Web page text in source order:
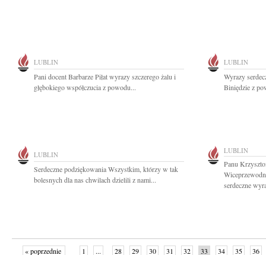
LUBLIN
Pani docent Barbarze Piłat wyrazy szczerego żalu i
głębokiego współczucia z powodu...
LUBLIN
Wyrazy
Biniędzie z
LUBLIN
Serdeczne podziękowania Wszystkim, którzy w tak
bolesnych dla nas chwilach dzielili z nami...
LUBLIN
Panu
serdeczne
« poprzednie 1 ... 28 29 30 31 32 33 34 35 36